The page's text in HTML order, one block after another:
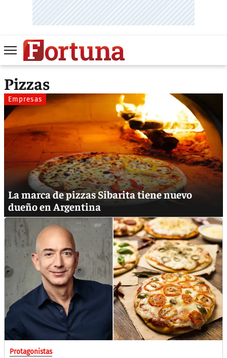
Pizzas
Empresas
La marca de pizzas Sibarita tiene nuevo
dueño en Argentina
Protagonistas